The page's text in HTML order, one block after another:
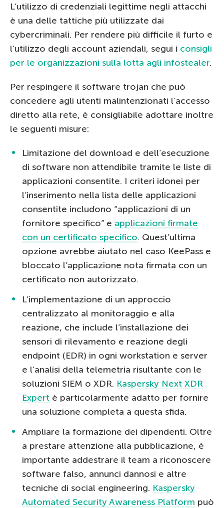
L’utilizzo di credenziali legittime negli attacchi
è una delle tattiche più utilizzate dai
cybercriminali. Per rendere più difficile il furto e
l’utilizzo degli account aziendali, segui i consigli
per le organizzazioni sulla lotta agli infostealer.
Per respingere il software trojan che può
concedere agli utenti malintenzionati l’accesso
diretto alla rete, è consigliabile adottare inoltre
le seguenti misure:
Limitazione del download e dell’esecuzione
di software non attendibile tramite le liste di
applicazioni consentite. I criteri idonei per
l’inserimento nella lista delle applicazioni
consentite includono “applicazioni di un
fornitore specifico” e applicazioni firmate
con un certificato specifico. Quest’ultima
opzione avrebbe aiutato nel caso KeePass e
bloccato l’applicazione nota firmata con un
certificato non autorizzato.
L’implementazione di un approccio
centralizzato al monitoraggio e alla
reazione, che include l’installazione dei
sensori di rilevamento e reazione degli
endpoint (EDR) in ogni workstation e server
e l’analisi della telemetria risultante con le
soluzioni SIEM o XDR. Kaspersky Next XDR
Expert è particolarmente adatto per fornire
una soluzione completa a questa sfida.
Ampliare la formazione dei dipendenti. Oltre
a prestare attenzione alla pubblicazione, è
importante addestrare il team a riconoscere
software falso, annunci dannosi e altre
tecniche di social engineering. Kaspersky
Automated Security Awareness Platform può